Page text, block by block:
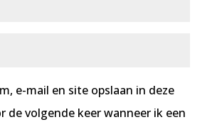
e-mail en site opslaan in deze
de volgende keer wanneer ik een